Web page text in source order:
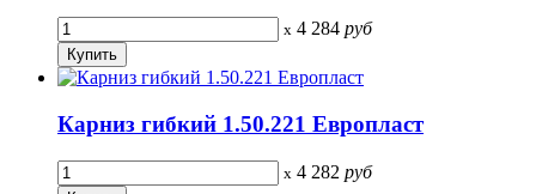
x 4 284 руб
Карниз гибкий 1.50.221 Европласт
x 4 282 руб